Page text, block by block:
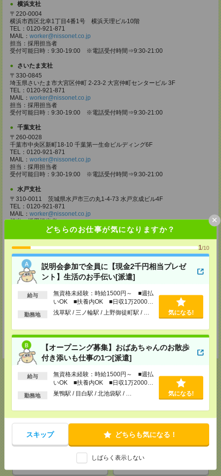
どちらのお仕事が気になりますか？
1/10
説明会参加で全員に【現金2千円相当プレゼ
ント】生活のお手伝い[派遣]
給与
無資格未経験：時給1500円～ ■週払
いOK ■扶養内OK ■日収1万2000円
以上
勤務地 浅草駅 / 三ノ輪駅 / 上野御徒町駅 / … 気になる!
【オープニング募集】おばあちゃんのお散歩
付き添いも仕事の1つ[派遣]
給与
無資格未経験：時給1500円～ ■週払
いOK ■扶養内OK ■日収1万2000円
以上
勤務地 巣鴨駅 / 目白駅 / 北池袋駅 / … 気になる!
スキップ どちらも気になる！
しばらく表示しない
×
横浜支社
〒220-0004
横浜市西区北幸1丁目4番1号 横浜天理ビル10階
TEL：0120-921-871
MAIL： worker@nissonet.co.jp
担当：採用担当者
受付可能日時：9:30-19:00 ※電話受付時間⇒9:30-21:00
さいたま支社
〒330-0845
埼玉県さいたま市大宮区仲町 2-23-2 大宮仲町センタービル 3F
TEL：0120-921-871
MAIL： worker@nissonet.co.jp
担当：採用担当者
受付可能日時：9:30-19:00 ※電話受付時間⇒9:30-21:00
千葉支社
〒260-0028
千葉市中央区新町18-10 千葉第一生命ビルディング6F
TEL：0120-921-871
MAIL： worker@nissonet.co.jp
担当：採用担当者
受付可能日時：9:30-19:00 ※電話受付時間⇒9:30-21:00
水戸支社
〒310-0011 茨城県水戸市三の丸1-4-73 水戸京成ビル4F
TEL：0120-921-871
MAIL： worker@nissonet.co.jp
担当：採用担当者
受付可能日時：9:30-19:00 ※電話受付時間⇒9:30-21:00
〒320-0811 栃木県宇都宮市大通り1-2-11 フコク生命ビル4F
TEL：0120-921-871
MAIL：worker@nissonet.co.jp
担当：採用担当者
受付可能日時：9:30-19:00 ※電話受付時間⇒9:30-21:00
高崎支社
埼玉県さいたま市大宮区仲町2-23-2 大宮仲町センタービル3F（さいたま
支社内）
MAIL：worker@nissonet.co.jp
担当：採用担当者
受付可能日時：9:30-19:00 ※電話受付時間⇒9:30-21:00
応募ページへ
気になる！